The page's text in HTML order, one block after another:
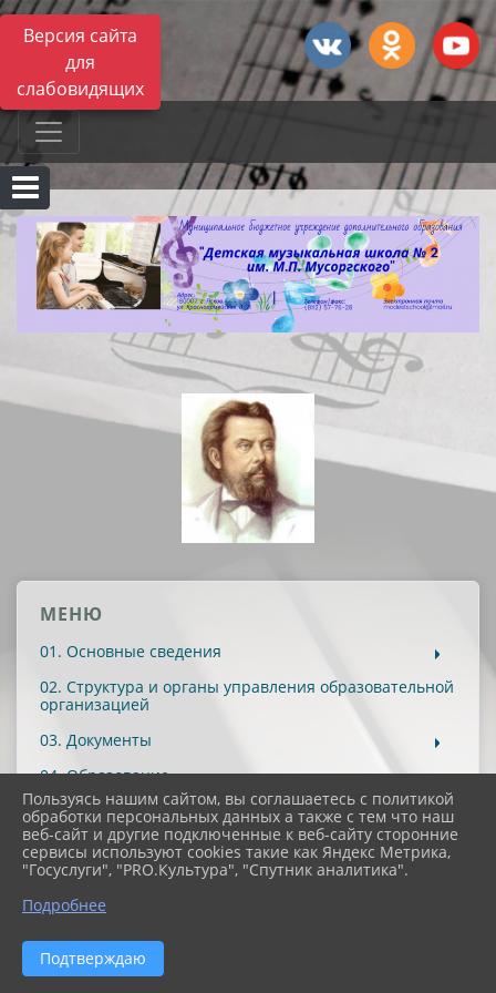
Версия сайта
для
слабовидящих
МЕНЮ
01. Основные сведения
02. Структура и органы управления образовательной
организацией
03. Документы
04. Образование
05. Руководство
06. Педагогический состав
07. Материально-техническое обеспечение и
оснащенность образовательного процесса.
Доступная среда
08. Платные образовательные услуги
Пользуясь нашим сайтом, вы соглашаетесь с политикой
обработки персональных данных а также с тем что наш
веб-сайт и другие подключенные к веб-сайту сторонние
сервисы используют cookies такие как Яндекс Метрика,
"Госуслуги", "PRO.Культура", "Спутник аналитика".
Подробнее
Подтверждаю